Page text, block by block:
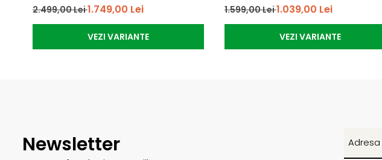
2.499,00 Lei1.749,00 Lei
VEZI VARIANTE
1.599,00 Lei1.039,00 Lei
VEZI VARIANTE
Newsletter